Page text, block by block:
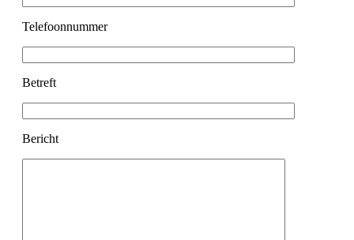
Telefoonnummer
Betreft
Bericht